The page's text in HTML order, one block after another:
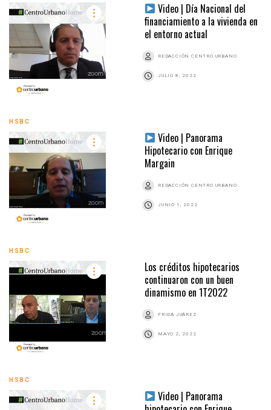
Video | Día Nacional del
financiamiento a la vivienda en
el entorno actual
REDACCIÓN CENTRO URBANO
JULIO 8, 2022
HSBC
Video | Panorama
Hipotecario con Enrique
Margain
REDACCIÓN CENTRO URBANO
JUNIO 1, 2022
HSBC
Los créditos hipotecarios
continuaron con un buen
dinamismo en 1T2022
FRIDA JUÁREZ
MAYO 2, 2022
HSBC
Video | Panorama